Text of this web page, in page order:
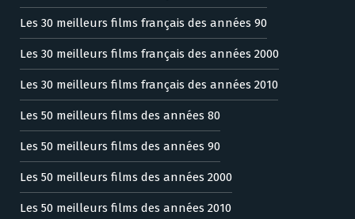
Les 30 meilleurs films français des années 90
Les 30 meilleurs films français des années 2000
Les 30 meilleurs films français des années 2010
Les 50 meilleurs films des années 80
Les 50 meilleurs films des années 90
Les 50 meilleurs films des années 2000
Les 50 meilleurs films des années 2010